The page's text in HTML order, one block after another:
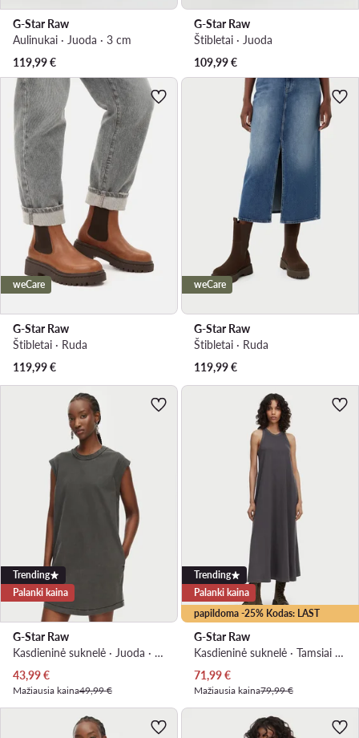
G-Star Raw
Aulinukai · Juoda · 3 cm
119,99€
G-Star Raw
Štibletai · Juoda
109,99€
weCare
G-Star Raw
Štibletai · Ruda
119,99€
weCare
G-Star Raw
Štibletai · Ruda
119,99€
Trending
Palanki kaina
G-Star Raw
Kasdieninė suknelė · Juoda · Mini
Dabartinė kaina
43,99€
Mažiausia kaina49,99 €
papildoma -25% Kodas: LAST
Trending
Palanki kaina
G-Star Raw
Kasdieninė suknelė · Tamsiai pilka · Maksi
Dabartinė kaina
71,99€
Mažiausia kaina79,99 €